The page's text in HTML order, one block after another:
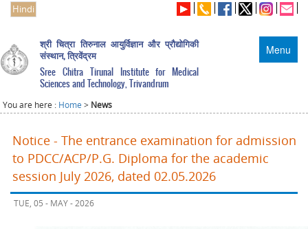
Hindi
Menu
श्री चित्रा तिरुनाल आयुर्विज्ञान और प्रौद्योगिकी
संस्थान, त्रिवेंद्रम
Sree Chitra Tirunal Institute for Medical
Sciences and Technology, Trivandrum
You are here : Home > News
Notice - The entrance examination for admission
to PDCC/ACP/P.G. Diploma for the academic
session July 2026, dated 02.05.2026
TUE, 05 - MAY - 2026